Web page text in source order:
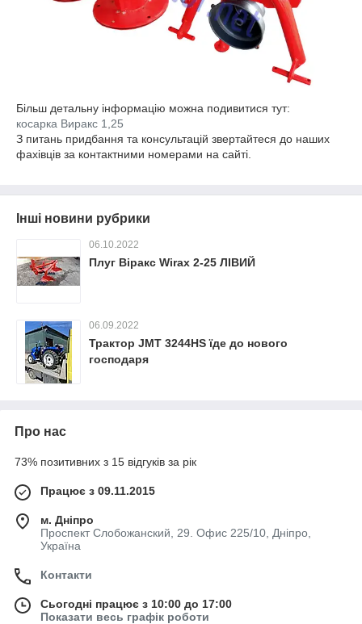
Більш детальну інформацію можна подивитися тут:
косарка Виракс 1,25
З питань придбання та консультацій звертайтеся до наших
фахівців за контактними номерами на сайті.
Інші новини рубрики
06.10.2022
Плуг Віракс Wirax 2-25 ЛІВИЙ
06.09.2022
Трактор JMT 3244HS їде до нового
господаря
Про нас
73% позитивних з 15 відгуків за рік
Працює з 09.11.2015
м. Дніпро
Проспект Слобожанский, 29. Офис 225/10, Дніпро,
Україна
Контакти
Сьогодні працює з 10:00 до 17:00
Показати весь графік роботи